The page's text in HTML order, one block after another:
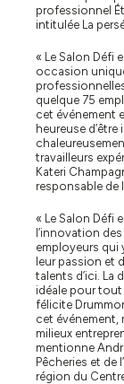
professionnel
intitulée La
« Le Salon Défi
occasion
quelque 75
cet événement
heureuse
travailleurs
Kateri
responsable de
« Le Salon Défi
l’innovation
employeurs qui
leur passion et
talents d’ici. La
idéale pour
félicite
cet événement,
milieux
mentionne
Pêcheries et de
région du